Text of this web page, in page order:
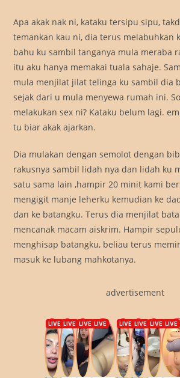
Apa akak nak ni, kataku tersipu sipu,
temankan kau ni, dia terus melabuhkan
bahu ku sambil tanganya mula meraba
itu aku hanya memakai tuala sahaje.
mula menjilat jilat telinga ku sambil dia
sejak dari u mula menyewa rumah ini.
melakukan sex ni? Kataku belum lagi.
tu biar akak ajarkan.
Dia mulakan dengan semolot dengan
rakusnya sambil lidah nya dan lidah ku
satu sama lain ,hampir 20 minit kami
mengigit manje leherku kemudian ke
dan ke batangku. Terus dia menjilat
mencanak macam aiskrim. Hampir
menghisap batangku, beliau terus
masuk ke lubang mahkotanya.
advertisement